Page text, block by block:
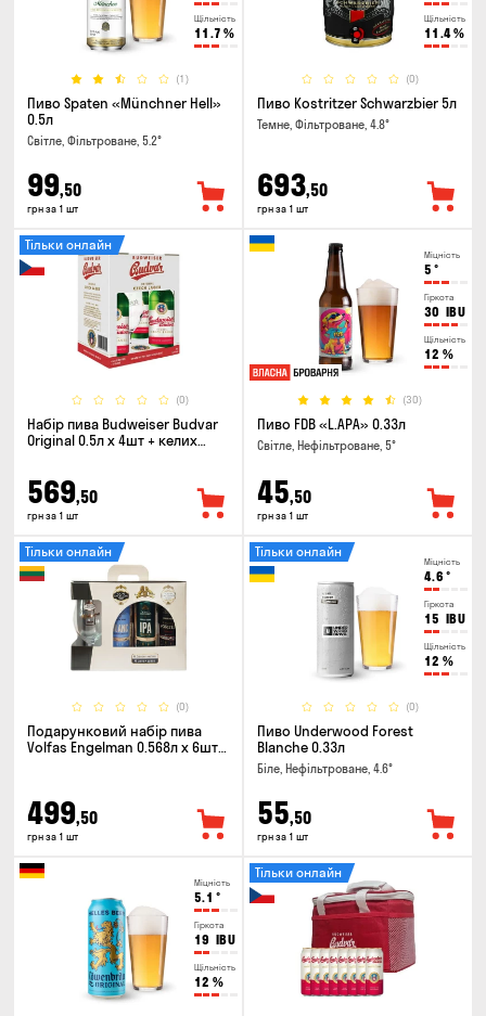
Щільність
11.7 %
(1)
Пиво Spaten «Münchner Hell»
0.5л
Світле, Фільтроване, 5.2°
99,50
грн за 1 шт
Щільність
11.4%
(0)
Пиво Kostritzer Schwarzbier 5л
Темне, Фільтроване, 4.8°
693,50
грн за 1 шт
(0)
Тільки онлайн
Набір пива Budweiser Budvar
Original 0.5л х 4шт + келих
569,50
грн за 1 шт
Міцність
5 °
Гіркота
30 IBU
Щільність
12 %
(30)
Пиво FDB «L.APA» 0.33л
Світле, Нефільтроване, 5°
45,50
грн за 1 шт
(0)
Тільки онлайн
Подарунковий набір пива
Volfas Engelman 0.568л x 6шт +
499,50
грн за 1 шт
Міцність
4.6 °
Гіркота
15 IBU
Щільність
12 %
(0)
Тільки онлайн
Пиво Underwood Forest
Blanche 0.33л
Біле, Нефільтроване, 4.6°
55,50
грн за 1 шт
Міцність
5.1 °
Гіркота
19 IBU
Щільність
12 %
Тільки онлайн